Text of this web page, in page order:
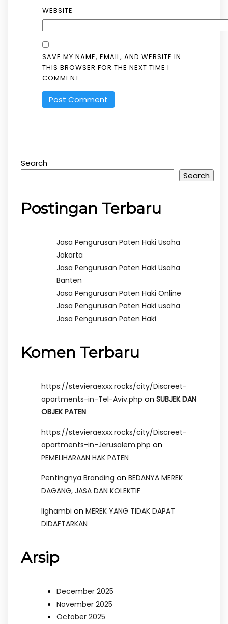
WEBSITE
SAVE MY NAME, EMAIL, AND WEBSITE IN
THIS BROWSER FOR THE NEXT TIME I
COMMENT.
Search
Search
Postingan Terbaru
Jasa Pengurusan Paten Haki Usaha
Jakarta
Jasa Pengurusan Paten Haki Usaha
Banten
Jasa Pengurusan Paten Haki Online
Jasa Pengurusan Paten Haki usaha
Jasa Pengurusan Paten Haki
Komen Terbaru
https://stevieraexxx.rocks/city/Discreet-
apartments-in-Tel-Aviv.php on SUBJEK DAN
OBJEK PATEN
https://stevieraexxx.rocks/city/Discreet-
apartments-in-Jerusalem.php on
PEMELIHARAAN HAK PATEN
Pentingnya Branding on BEDANYA MEREK
DAGANG, JASA DAN KOLEKTIF
lighambi on MEREK YANG TIDAK DAPAT
DIDAFTARKAN
Arsip
December 2025
November 2025
October 2025